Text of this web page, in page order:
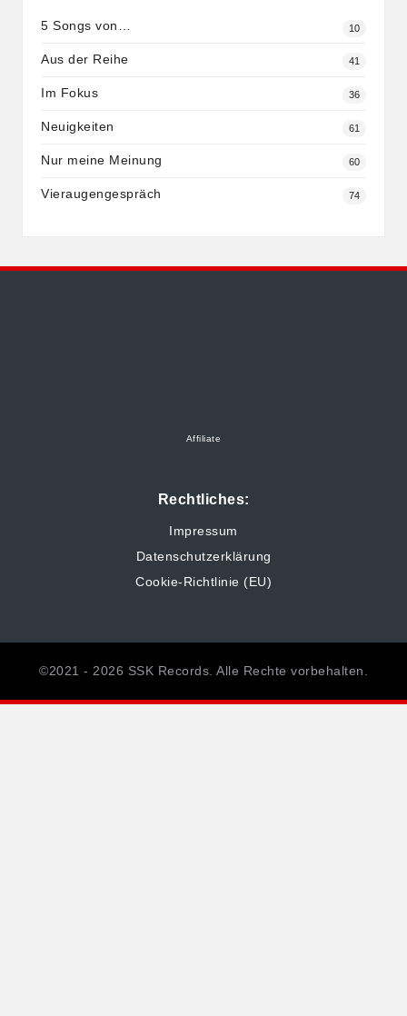
5 Songs von… 10
Aus der Reihe 41
Im Fokus 36
Neuigkeiten 61
Nur meine Meinung 60
Vieraugengespräch 74
Affiliate
Rechtliches:
Impressum
Datenschutzerklärung
Cookie-Richtlinie (EU)
©2021 - 2026 SSK Records. Alle Rechte vorbehalten.